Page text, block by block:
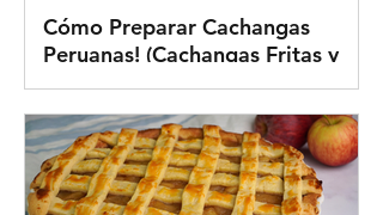
Cómo Preparar Cachangas
Peruanas! (Cachangas Fritas y
con Queso)